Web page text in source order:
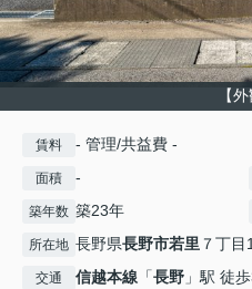
【外
賃料 - 管理/共益費 -
面積 -
築年数 築23年
所在地 長野県長野市若里 ７丁
交通 信越本線 「長野 」駅 徒